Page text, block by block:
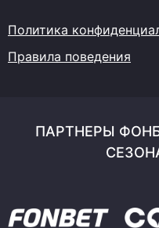
Политика
Правила поведения
ПАРТНЕРЫ